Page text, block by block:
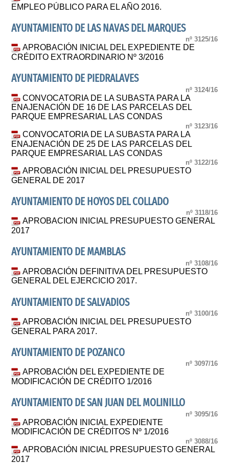
EMPLEO PÚBLICO PARA EL AÑO 2016.
AYUNTAMIENTO DE LAS NAVAS DEL MARQUES
nº 3125/16
APROBACIÓN INICIAL DEL EXPEDIENTE DE
CRÉDITO EXTRAORDINARIO Nº 3/2016
AYUNTAMIENTO DE PIEDRALAVES
nº 3124/16
CONVOCATORIA DE LA SUBASTA PARA LA
ENAJENACIÓN DE 16 DE LAS PARCELAS DEL
PARQUE EMPRESARIAL LAS CONDAS
nº 3123/16
CONVOCATORIA DE LA SUBASTA PARA LA
ENAJENACIÓN DE 25 DE LAS PARCELAS DEL
PARQUE EMPRESARIAL LAS CONDAS
nº 3122/16
APROBACIÓN INICIAL DEL PRESUPUESTO
GENERAL DE 2017
AYUNTAMIENTO DE HOYOS DEL COLLADO
nº 3118/16
APROBACION INICIAL PRESUPUESTO GENERAL
2017
AYUNTAMIENTO DE MAMBLAS
nº 3108/16
APROBACIÓN DEFINITIVA DEL PRESUPUESTO
GENERAL DEL EJERCICIO 2017.
AYUNTAMIENTO DE SALVADIOS
nº 3100/16
APROBACIÓN INICIAL DEL PRESUPUESTO
GENERAL PARA 2017.
AYUNTAMIENTO DE POZANCO
nº 3097/16
APROBACIÓN DEL EXPEDIENTE DE
MODIFICACIÓN DE CRÉDITO 1/2016
AYUNTAMIENTO DE SAN JUAN DEL MOLINILLO
nº 3095/16
APROBACIÓN INICIAL EXPEDIENTE
MODIFICACIÓN DE CRÉDITOS Nº 1/2016
nº 3088/16
APROBACIÓN INICIAL PRESUPUESTO GENERAL
2017